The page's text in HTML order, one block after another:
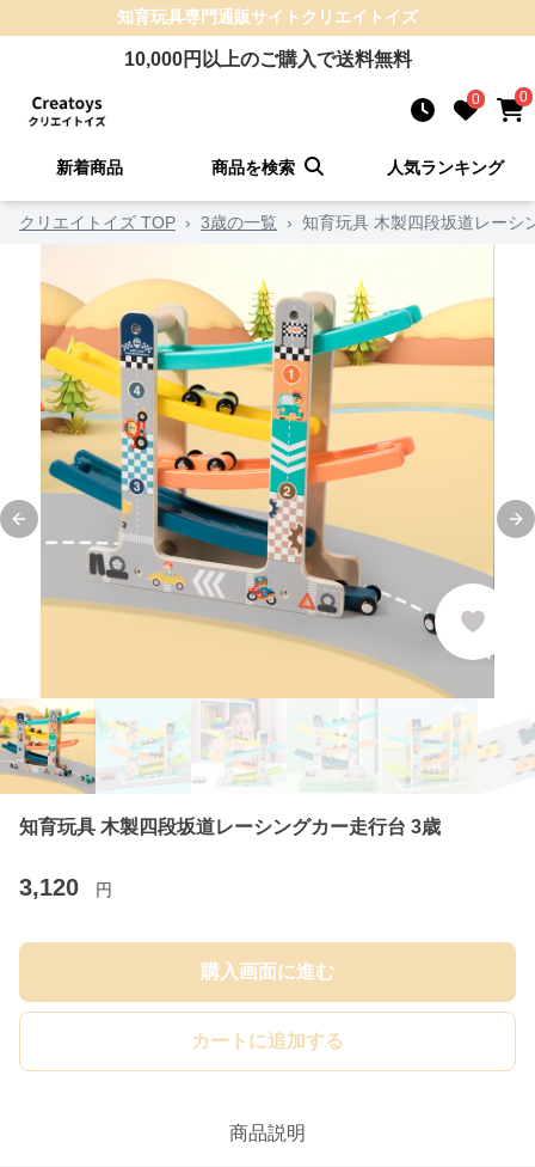
知育玩具専門通販サイト クリエイトイズ
10,000円以上のご購入で送料無料
0 0
新着商品 商品を検索 人気ランキング
クリエイトイズ TOP › 3歳の一覧 › 知育玩具 木製四段坂道レーシ
Previous slide
知育玩具 木製四段坂道レーシングカー走行台 3歳
3,120 円
購入画面に進む
カートに追加する
商品説明